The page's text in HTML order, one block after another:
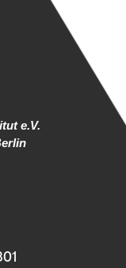
e.V.